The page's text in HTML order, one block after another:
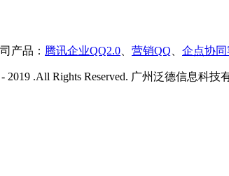
产品： 腾讯企业QQ2.0 营销QQ 企点协同
- 2019 .All Rights Reserved. 广州泛德信息科技